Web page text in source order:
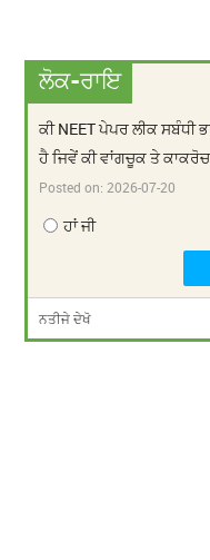
ਲੋਕ-ਰਾਇ
ਕੀ NEET ਪੇਪਰ ਲੀਕ ਸਬੰਧੀ
ਹੈ ਜਿਵੇਂ ਕੀ ਵਾਂਗਚੂਕ ਤੇ
Posted on:2026-07-20
ਹਾਂ ਜੀ
ਨਤੀਜੇ ਦੇਖੋ